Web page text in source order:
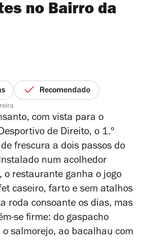
no Bairro da
Recomendado
com vista para o
de Direito, o 1.º
frescura a dois passos do
num acolhedor
o restaurante ganha o jogo
caseiro, farto e sem atalhos
roda consoante os dias, mas
se firme: do gaspacho
salmorejo, ao bacalhau com